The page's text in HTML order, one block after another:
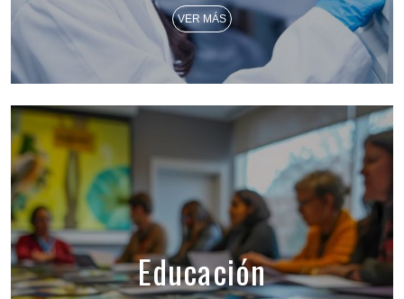
VER MÁS
Educación